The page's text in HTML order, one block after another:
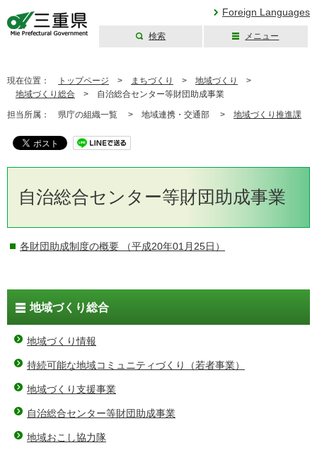
Foreign Languages
検索 メニュー
現在位置： トップページ > まちづくり > 地域づくり
>
地域づくり総合 > 自治総合センター等財団助成事業
担当所属： 県庁の組織一覧 > 地域連携・交通部 > 地域づくり推進課
自治総合センター等財団助成事業
各財団助成制度の概要 （平成20年01月25日）
地域づくり総合
地域づくり情報
持続可能な地域コミュニティづくり（若者事業）
地域づくり支援事業
自治総合センター等財団助成事業
地域おこし協力隊